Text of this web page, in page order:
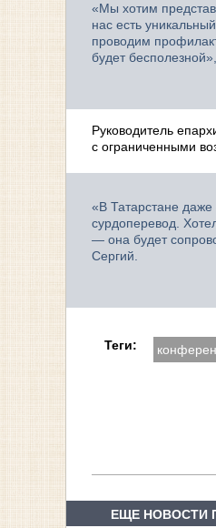
«Мы хотим
нас есть
проводим
будет
Руководитель
с ограниченными
«В Татарстане
сурдоперевод.
— она будет
Сергий.
Теги:
ЕЩЕ НОВОСТИ